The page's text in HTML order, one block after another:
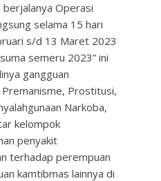
Operasi
selama 15 hari
s/d 13 Maret 2023
semeru 2023” ini
gangguan
Prostitusi,
Narkoba,
kelompok
penyakit
terhadap perempuan
kamtibmas lainnya di